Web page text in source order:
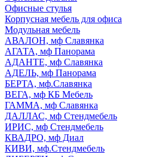
Офисные стулья
Корпусная мебель для офиса
Модульная мебель
АВАЛОН, мф Славянка
АГАТА, мф Панорама
АДАНТЕ, мф Славянка
АДЕЛЬ, мф Панорама
БЕРТА, мф.Славянка
ВЕГА, мф КБ Мебель
ГАММА, мф Славянка
ДАЛЛАС, мф Стендмебель
ИРИС, мф Стендмебель
КВАДРО, мф Диал
КИВИ, мф.Стендмебель